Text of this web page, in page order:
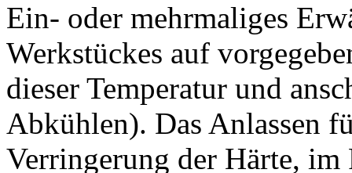
Ein- oder mehrmaliges
Werkstückes auf
dieser Temperatur und
Abkühlen). Das Anlassen
Verringerung der Härte, im